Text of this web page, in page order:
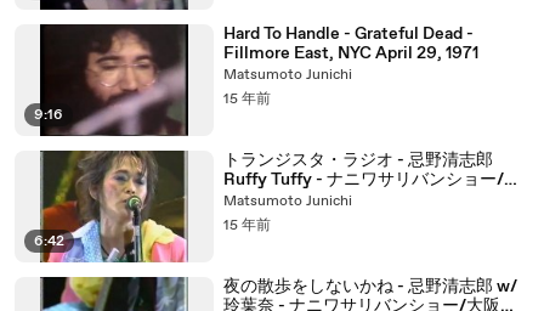
9:16
Hard To Handle - Grateful Dead -
Fillmore East, NYC April 29, 1971
Matsumoto Junichi
15 年前
6:42
トランジスタ・ラジオ - 忌野清志郎
Ruffy Tuffy - ナニワサリバンショー/大
阪城ホール 2001
Matsumoto Junichi
15 年前
夜の散歩をしないかね - 忌野清志郎 w/
玲葉奈 - ナニワサリバンショー/大阪城